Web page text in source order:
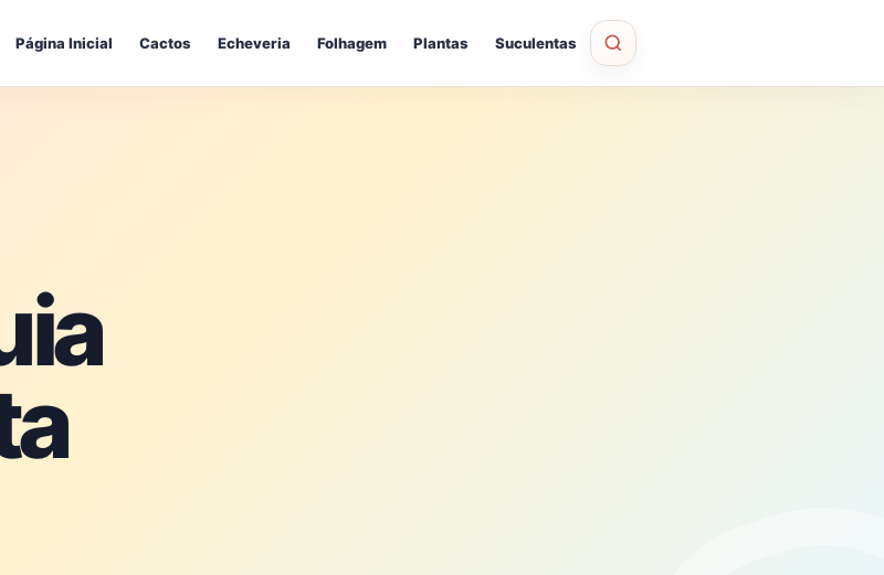
Página Inicial Cactos Echeveria Folhagem Plantas Suculentas